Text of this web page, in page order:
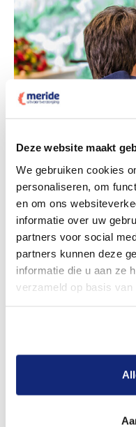
Deze website maakt
We gebruiken cookies
personaliseren, om
en om ons
informatie over uw
partners voor social
partners kunnen deze
informatie die u aan ze
verzameld op basis van
Dit kost een
Dit kost een
Bekijk tarieven voor